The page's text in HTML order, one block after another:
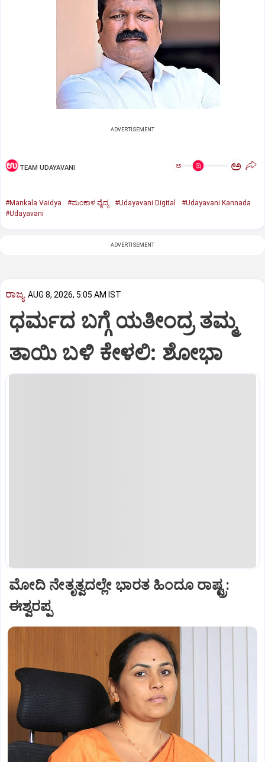
ADVERTISEMENT
TEAM UDAYAVANI ಅ ಅ
#Mankala Vaidya #ಮಂಕಾಳ ವೈದ್ಯ #Udayavani Digital
#Udayavani Kannada
#Udayavani
ADVERTISEMENT
ರಾಜ್ಯ AUG 8, 2026, 5:05 AM IST
ಧರ್ಮದ ಬಗ್ಗೆ ಯತೀಂದ್ರ ತಮ್ಮ
ತಾಯಿ ಬಳಿ ಕೇಳಲಿ: ಶೋಭಾ
ಮೋದಿ ನೇತೃತ್ವದಲ್ಲೇ ಭಾರತ ಹಿಂದೂ ರಾಷ್ಟ್ರ:
ಈಶ್ವರಪ್ಪ